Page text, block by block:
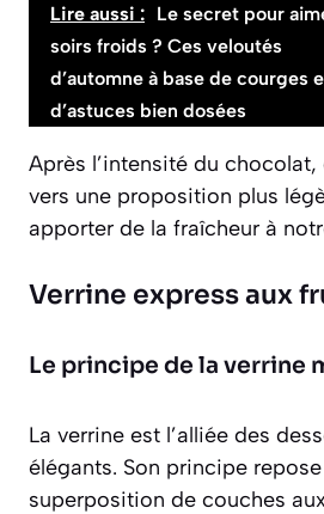
Lire aussi : Le secret pour
soirs froids ? Ces veloutés
d’automne à base de courges
d’astuces bien dosées
Après l’intensité du
vers une proposition plus
apporter de la fraîcheur à
Verrine express aux
Le principe de la verrine
La verrine est l’alliée des
élégants. Son principe
superposition de couches